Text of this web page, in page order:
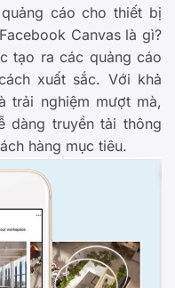
cáo cho thiết bị
Canvas là gì?
tạo ra các quảng cáo
xuất sắc. Với khả
trải nghiệm mượt mà,
dàng truyền tải thông
hàng mục tiêu.